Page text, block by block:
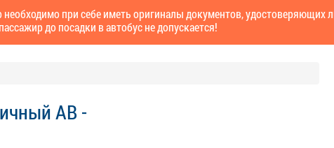
при себе иметь оригиналы документов, удостоверяющих
до посадки в автобус не допускается!
АВ -